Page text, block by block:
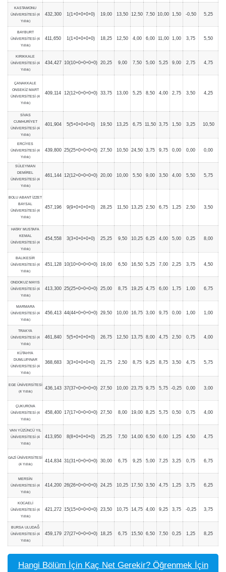
KASTAMONU
ÜNİVERSİTESİ (4
Yıllık)
432,300 1(1+0+0+0+0) 19,00 13,50 12,50 7,50 10,00 1,50 -0,50 5,25
BAYBURT
ÜNİVERSİTESİ (4
Yıllık)
411,650 1(1+0+0+0+0) 18,25 12,50 4,00 6,00 11,00 1,00 3,75 5,50
KIRIKKALE
ÜNİVERSİTESİ (4
Yıllık)
434,427 10(10+0+0+0+0) 20,25 9,00 7,50 5,00 5,25 9,00 2,75 4,75
ÇANAKKALE
ONSEKİZ MART
ÜNİVERSİTESİ (4
Yıllık)
409,114 12(12+0+0+0+0) 33,75 13,00 5,25 8,50 4,00 2,75 3,50 4,25
SİVAS
CUMHURİYET
ÜNİVERSİTESİ (4
Yıllık)
401,904 5(5+0+0+0+0) 19,50 13,25 6,75 11,50 3,75 1,50 3,25 10,50
ERCİYES
ÜNİVERSİTESİ (4
Yıllık)
439,800 25(25+0+0+0+0) 27,50 10,50 24,50 3,75 9,75 0,00 0,00 0,00
SÜLEYMAN
DEMİREL
ÜNİVERSİTESİ (4
Yıllık)
461,144 12(12+0+0+0+0) 20,00 10,00 5,50 9,00 3,50 4,00 5,50 5,75
BOLU ABANT İZZET
BAYSAL
ÜNİVERSİTESİ (4
Yıllık)
457,196 9(9+0+0+0+0) 28,25 11,50 13,25 2,50 6,75 1,25 2,50 3,50
HATAY MUSTAFA
KEMAL
ÜNİVERSİTESİ (4
Yıllık)
454,558 3(3+0+0+0+0) 25,25 9,50 10,25 6,25 4,00 5,00 0,25 8,00
BALIKESİR
ÜNİVERSİTESİ (4
Yıllık)
451,128 10(10+0+0+0+0) 19,00 6,50 16,50 5,25 7,00 2,25 3,75 4,50
ONDOKUZ MAYIS
ÜNİVERSİTESİ (4
Yıllık)
413,300 25(25+0+0+0+0) 25,00 8,75 19,25 4,75 6,00 1,75 1,00 6,75
MARMARA
ÜNİVERSİTESİ (4
Yıllık)
456,413 44(44+0+0+0+0) 29,50 10,00 16,75 3,00 9,75 0,00 1,00 1,00
TRAKYA
ÜNİVERSİTESİ (4
Yıllık)
461,840 5(5+0+0+0+0) 26,75 12,50 13,75 8,00 4,75 2,50 0,75 4,00
KÜTAHYA
DUMLUPINAR
ÜNİVERSİTESİ (4
Yıllık)
368,683 3(3+0+0+0+0) 21,75 2,50 8,75 9,25 8,75 3,50 4,75 5,75
EGE ÜNİVERSİTESİ
(4 Yıllık)
436,143 37(37+0+0+0+0) 27,50 10,00 23,75 9,75 5,75 -0,25 0,00 3,00
ÇUKUROVA
ÜNİVERSİTESİ (4
Yıllık)
458,400 17(17+0+0+0+0) 27,50 8,00 19,00 8,25 5,75 0,50 0,75 4,00
VAN YÜZÜNCÜ YIL
ÜNİVERSİTESİ (4
Yıllık)
413,950 8(8+0+0+0+0) 25,25 7,50 14,00 6,50 6,00 1,25 4,50 4,75
GAZİ ÜNİVERSİTESİ
(4 Yıllık)
414,834 31(31+0+0+0+0) 30,00 6,75 9,25 5,00 7,25 3,25 0,75 6,75
MERSİN
ÜNİVERSİTESİ (4
Yıllık)
414,200 26(26+0+0+0+0) 24,25 10,25 17,50 3,50 4,75 1,25 3,75 6,25
KOCAELİ
ÜNİVERSİTESİ (4
Yıllık)
421,272 15(15+0+0+0+0) 23,50 10,75 14,75 4,00 9,25 3,75 -0,25 3,75
BURSA ULUDAĞ
ÜNİVERSİTESİ (4
Yıllık)
459,179 27(27+0+0+0+0) 18,25 6,75 15,50 6,50 7,50 0,25 1,25 8,25
Hangi Bölüm İçin Kaç Net Gerekir? Öğrenmek İçin